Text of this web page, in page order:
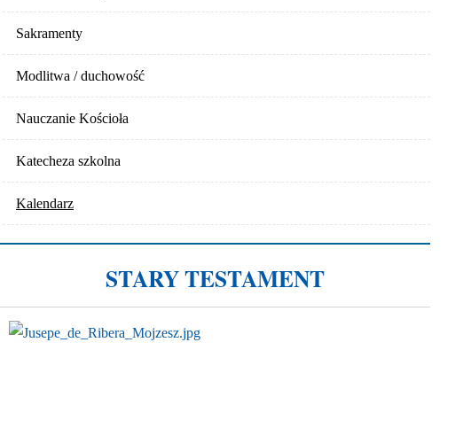
Sakramenty
Modlitwa / duchowość
Nauczanie Kościoła
Katecheza szkolna
Kalendarz
STARY TESTAMENT